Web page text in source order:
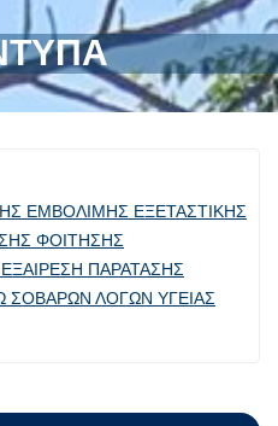
ΕΜΒΟΛΙΜΗΣ ΕΞΕΤΑΣΤΙΚΗΣ
ΦΟΙΤΗΣΗΣ
ΠΑΡΑΤΑΣΗΣ
ΣΟΒΑΡΩΝ ΛΟΓΩΝ ΥΓΕΙΑΣ